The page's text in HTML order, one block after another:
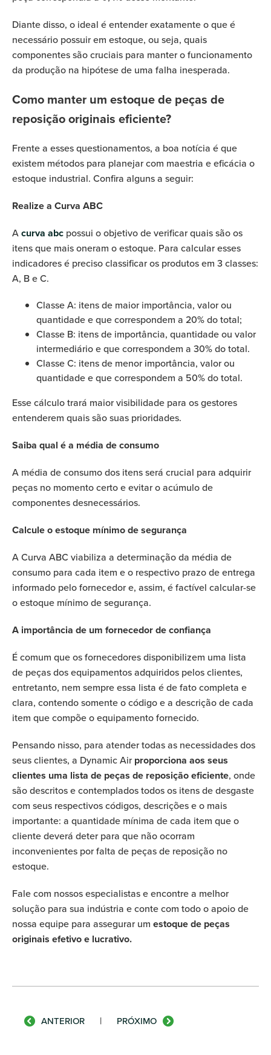
Diante disso, o ideal é entender exatamente o que é
necessário possuir em estoque, ou seja, quais
componentes são cruciais para manter o funcionamento
da produção na hipótese de uma falha inesperada.
Como manter um estoque de peças de
reposição originais eficiente?
Frente a esses questionamentos, a boa notícia é que
existem métodos para planejar com maestria e eficácia o
estoque industrial. Confira alguns a seguir:
Realize a Curva ABC
Acurva abc possui o objetivo de verificar quais são os
itens que mais oneram o estoque. Para calcular esses
indicadores é preciso classificar os produtos em 3 classes:
A, B e C.
Classe A: itens de maior importância, valor ou
quantidade e que correspondem a 20% do total;
Classe B: itens de importância, quantidade ou valor
intermediário e que correspondem a 30% do total.
Classe C: itens de menor importância, valor ou
quantidade e que correspondem a 50% do total.
Esse cálculo trará maior visibilidade para os gestores
entenderem quais são suas prioridades.
Saiba qual é a média de consumo
A média de consumo dos itens será crucial para adquirir
peças no momento certo e evitar o acúmulo de
componentes desnecessários.
Calcule o estoque mínimo de segurança
A Curva ABC viabiliza a determinação da média de
consumo para cada item e o respectivo prazo de entrega
informado pelo fornecedor e, assim, é factível calcular-se
o estoque mínimo de segurança.
A importância de um fornecedor de confiança
É comum que os fornecedores disponibilizem uma lista
de peças dos equipamentos adquiridos pelos clientes,
entretanto, nem sempre essa lista é de fato completa e
clara, contendo somente o código e a descrição de cada
item que compõe o equipamento fornecido.
Pensando nisso, para atender todas as necessidades dos
seus clientes, a Dynamic Air proporciona aos seus
clientes uma lista de peças de reposição eficiente, onde
são descritos e contemplados todos os itens de desgaste
com seus respectivos códigos, descrições e o mais
importante: a quantidade mínima de cada item que o
cliente deverá deter para que não ocorram
inconvenientes por falta de peças de reposição no
estoque.
Fale com nossos especialistas e encontre a melhor
solução para sua indústria e conte com todo o apoio de
nossa equipe para assegurar um estoque de peças
originais efetivo e lucrativo.
ANTERIOR | PRÓXIMO